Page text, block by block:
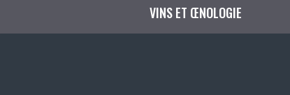
VINS ET ŒNOLOGIE